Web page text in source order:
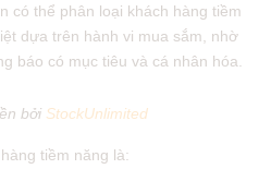
có thể phân loại khách hàng tiềm
dựa trên hành vi mua sắm, nhờ
báo có mục tiêu và cá nhân hóa.
bởi StockUnlimited
tiềm năng là: